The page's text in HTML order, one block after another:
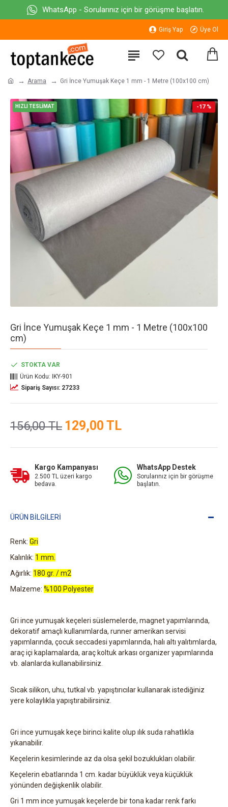
WhatsApp - Sorularınız için bir görüşme başlatın.
Giriş Yap Üye Ol
Arama Gri İnce Yumuşak Keçe 1 mm - 1 Metre (100x100 cm)
HIZLI TESLİMAT -17 %
Gri İnce Yumuşak Keçe 1 mm - 1 Metre (100x100
cm)
129,00 TL
156,00 TL
STOKTA VAR
Ürün Kodu:
IKY-901
Sipariş Sayısı: 27233
Kargo Kampanyası
2.500 TL üzeri kargo
bedava.
WhatsApp Destek
Sorularınız için bir görüşme
başlatın.
ÜRÜN BILGILERI
Renk: Gri
Kalınlık: 1 mm.
Ağırlık: 180 gr. / m2
Malzeme: %100 Polyester
Gri ince yumuşak keçeleri süslemelerde, magnet yapımlarında,
dekoratif amaçlı kullanımlarda, runner amerikan servisi
yapımlarında, çocuk seccadesi yapımlarında, halı altı yalıtımlarda,
araç içi kaplamalarda, araç koltuk arkası organizer yapımlarında
vb. alanlarda kullanabilirsiniz.
Sıcak silikon, uhu, tutkal vb. yapıştırıcılar kullanarak istediğiniz
yere kolaylıkla yapıştırabilirsiniz.
Gri ince yumuşak keçe birinci kalite olup ılık suda rahatlıkla
yıkanabilir.
Keçelerin kesimlerinde az da olsa şekil bozuklukları olabilir.
Keçelerin ebatlarında 1 cm. kadar büyüklük veya küçüklük
yönünden değişkenlik olabilir.
Gri 1 mm ince yumuşak keçelerde bir tona kadar renk farkı